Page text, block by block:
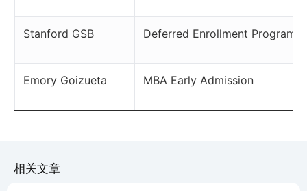
Stanford GSB Deferred Enrollment Program
Emory Goizueta MBA Early Admission
相关文章